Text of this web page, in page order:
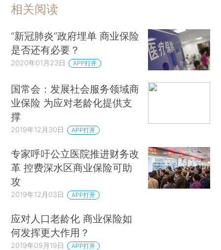
相关阅读
“新冠肺炎”政府埋单 商业保险
是否还有必要？
2020年01月23日 APP打开
国常会：发展社会服务领域商
业保险 为应对老龄化提供支
撑
2019年12月30日 APP打开
专家呼吁公立医院推进财务改
革 控费深水区商业保险可助
攻
2019年12月03日 APP打开
应对人口老龄化 商业保险如
何发挥更大作用？
2019年09月19日 APP打开